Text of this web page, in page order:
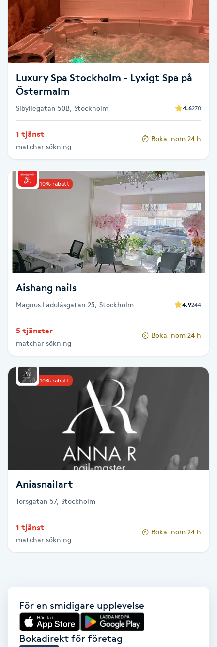
F
Face framing
Faceliftmassage
Fet hårbotten
Fettreducering
Fibromassage
Fillers
Fotvård
Fransar
Fransborttagning
Fransfärgning
Fransförlängning Megavolym
Fransförlängning Volym
Fransrengöring
Frekvensterapi
Friskvård
Friskvårdsmassage
Funktionsanalys
Färgning
Luxury Spa Stockholm - Lyxigt Spa på
Östermalm
Sibyllegatan 50B, Stockholm 4.6270
1 tjänst
matchar sökning
Boka inom 24 h
Upp till 10% rabatt
Aishang nails
Magnus Ladulåsgatan 25, Stockholm 4.9244
5 tjänster
matchar sökning
Boka inom 24 h
Upp till 10% rabatt
Aniasnailart
Torsgatan 57, Stockholm
1 tjänst
matchar sökning
Boka inom 24 h
För en smidigare upplevelse
Bokadirekt för företag